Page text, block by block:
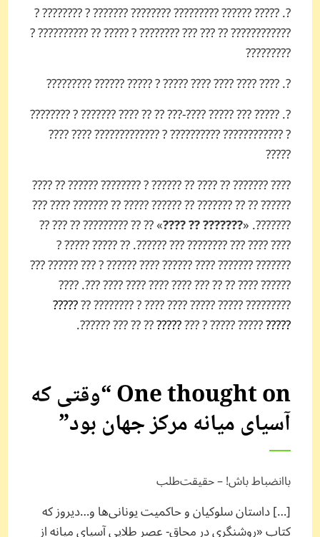
?. ????? ?????? ????????? ???????? ??????? ? ???????? ?
???????????? ?? ??? ??? ???????? ? ????? ?? ?????????? ?
?????????
?. ???? ???? ???? ???? ????? ? ????? ?????? ?????????
?. ????? ??? ????? ????-??? ?? ?? ???? ??????? ? ????????
? ???????????? ?????????? ? ????????????? ???? ????
?????
???? ??????? ?? ???? ?? ?????? ? ???????? ?????? ?? ????
?????? ?? ?? ??????? ?? ?????? ????? ?? ??????? ???? ???
???????. «
??????? ?? ????
» ?? ?? ????????? ?? ??? ??
???? ???? ??? ???????? ??? ??????. ?? ????? ????? ?
??????? ??????? ???? ?????? ???? ?????? ? ??? ?????? ???
?????? ???? ?? ?? ??? ???? ???? ???? ???? ???. ????
????????? ????? ????? ???? ???? ? ???????? ??
?????
?????
????? ????? ? ???
?????
?? ?? ??? ??????.
One thought on “ وقتی که
آسیای میانه مرکز جهان بود”
باانضباط باش! – حقیقت‌طلب
[…] داستان سلوکیان و حاکمیت یونانی‌ها و…دیروز که